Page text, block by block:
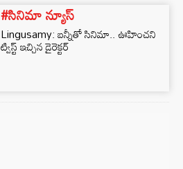
#సినిమా న్యూస్
Lingusamy: బన్నీతో సినిమా.. ఊహించని
ట్విస్ట్ ఇచ్చిన డైరెక్టర్